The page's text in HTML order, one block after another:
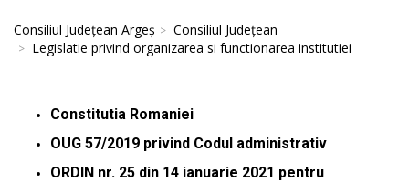
Consiliul Județean Argeș
Consiliul Județean
Legislatie privind organizarea si functionarea institutiei
Constitutia Romaniei
OUG 57/2019 privind Codul administrativ
ORDIN nr. 25 din 14 ianuarie 2021 pentru